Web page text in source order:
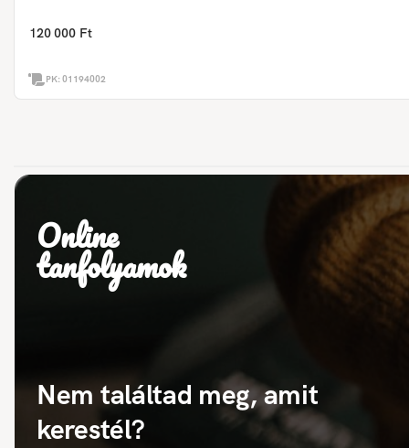
120 000 Ft
PK:01194002
Online
tanfolyamok
Nem találtad meg, amit
kerestél?